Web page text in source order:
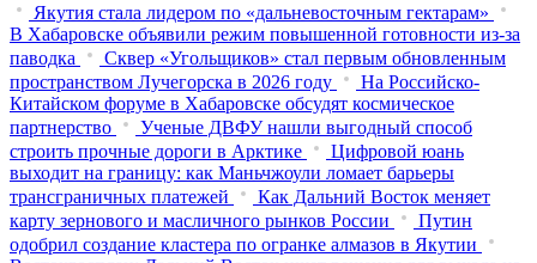
Якутия стала лидером по «дальневосточным гектарам»
В Хабаровске объявили режим повышенной готовности из‑за
паводка
Сквер «Угольщиков» стал первым обновленным
пространством Лучегорска в 2026 году
На Российско-
Китайском форуме в Хабаровске обсудят космическое
партнерство
Ученые ДВФУ нашли выгодный способ
строить прочные дороги в Арктике
Цифровой юань
выходит на границу: как Маньчжоули ломает барьеры
трансграничных платежей
Как Дальний Восток меняет
карту зернового и масличного рынков России
Путин
одобрил создание кластера по огранке алмазов в Якутии